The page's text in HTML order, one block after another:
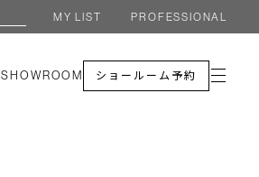
MY LIST PROFESSIONAL
SHOWROOM ショールーム予約